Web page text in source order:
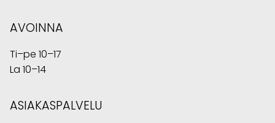
AVOINNA
Ti–pe 10–17
La 10–14
ASIAKASPALVELU